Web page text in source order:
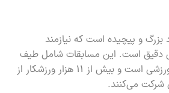
بزرگ و پیچیده است که نیازمند
دقیق است. این مسابقات شامل طیف
گسترده‌ای از رشته‌های ورزشی است و بیش از ۱۱ هزار ورزشکار از